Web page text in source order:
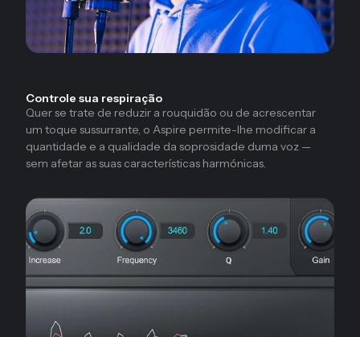
Controle sua respiração
Quer se trate de reduzir a rouquidão ou de acrescentar
um toque sussurrante, o Aspire permite-lhe modificar a
quantidade e a qualidade da soprosidade duma voz —
sem afetar as suas características harmónicas.